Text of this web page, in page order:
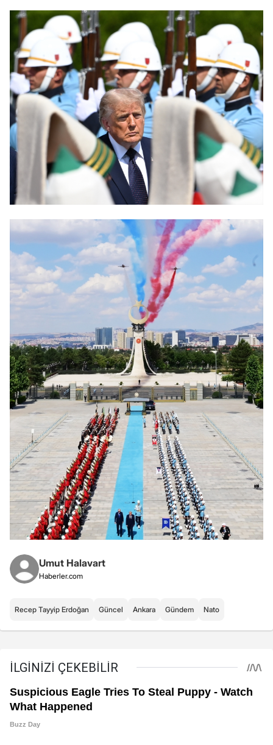
Umut Halavart
Haberler.com
Recep Tayyip Erdoğan Güncel Ankara Gündem Nato